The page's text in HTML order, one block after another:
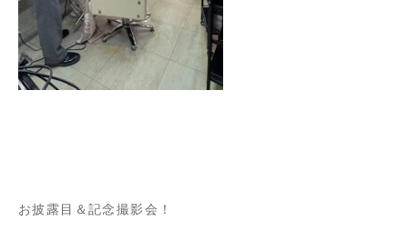
お披露目＆記念撮影会！